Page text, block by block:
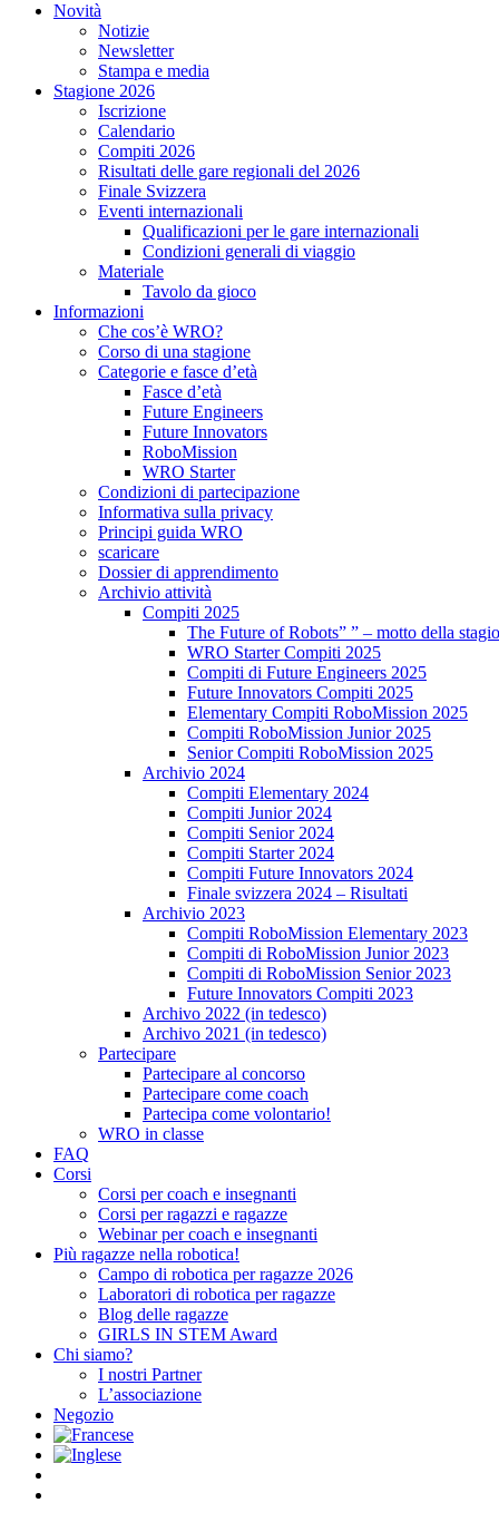
Novità
Notizie
Newsletter
Stampa e media
Stagione 2026
Iscrizione
Calendario
Compiti 2026
Risultati delle gare regionali del 2026
Finale Svizzera
Eventi internazionali
Qualificazioni per le gare internazionali
Condizioni generali di viaggio
Materiale
Tavolo da gioco
Informazioni
Che cos’è WRO?
Corso di una stagione
Categorie e fasce d’età
Fasce d’età
Future Engineers
Future Innovators
RoboMission
WRO Starter
Condizioni di partecipazione
Informativa sulla privacy
Principi guida WRO
scaricare
Dossier di apprendimento
Archivio attività
Compiti 2025
The Future of Robots” ” – motto della
WRO Starter Compiti 2025
Compiti di Future Engineers 2025
Future Innovators Compiti 2025
Elementary Compiti RoboMission 2025
Compiti RoboMission Junior 2025
Senior Compiti RoboMission 2025
Archivio 2024
Compiti Elementary 2024
Compiti Junior 2024
Compiti Senior 2024
Compiti Starter 2024
Compiti Future Innovators 2024
Finale svizzera 2024 – Risultati
Archivio 2023
Compiti RoboMission Elementary 2023
Compiti di RoboMission Junior 2023
Compiti di RoboMission Senior 2023
Future Innovators Compiti 2023
Archivo 2022 (in tedesco)
Archivo 2021 (in tedesco)
Partecipare
Partecipare al concorso
Partecipare come coach
Partecipa come volontario!
WRO in classe
FAQ
Corsi
Corsi per coach e insegnanti
Corsi per ragazzi e ragazze
Webinar per coach e insegnanti
Più ragazze nella robotica!
Campo di robotica per ragazze 2026
Laboratori di robotica per ragazze
Blog delle ragazze
GIRLS IN STEM Award
Chi siamo?
I nostri Partner
L’associazione
Negozio